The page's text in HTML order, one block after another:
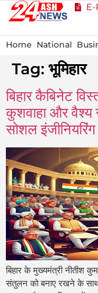
Home National
Tag: भूमिहार
बिहार कैबिनेट
कुशवाहा और वैश्य
सोशल इंजीनियरिंग
बिहार के मुख्यमंत्री नीतीश
संतुलन को बनाए रखने के